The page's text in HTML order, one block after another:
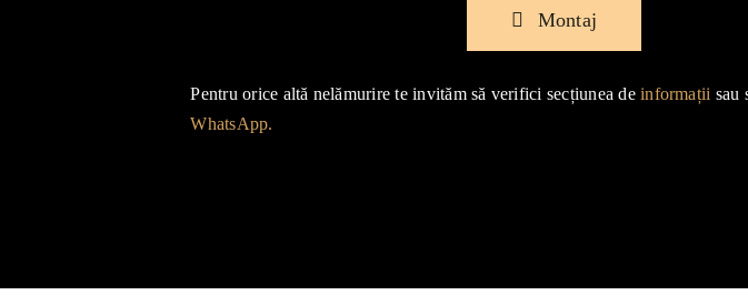
Montaj
Pentru orice altă nelămurire te invităm să verifici secțiunea deinformații sau
WhatsApp.